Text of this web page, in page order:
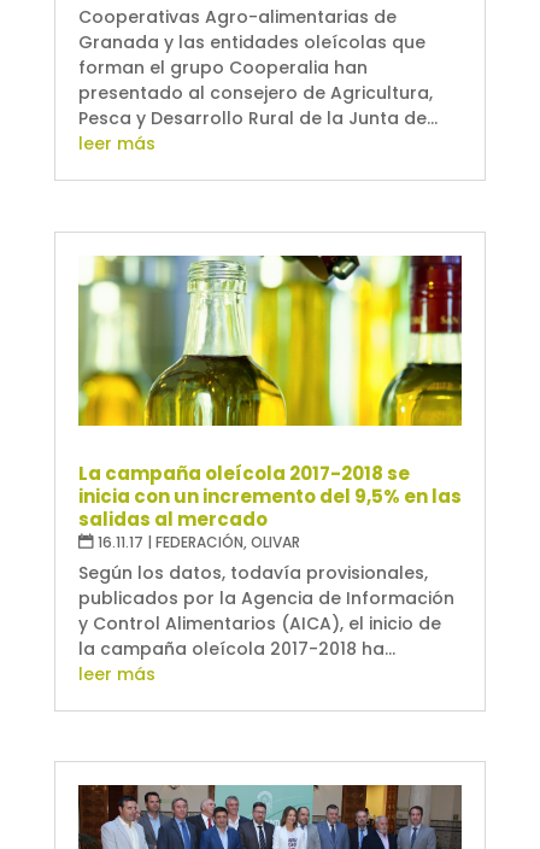
Cooperativas Agro-alimentarias de
Granada y las entidades oleícolas que
forman el grupo Cooperalia han
presentado al consejero de Agricultura,
Pesca y Desarrollo Rural de la Junta de...
leer más
La campaña oleícola 2017-2018 se
inicia con un incremento del 9,5% en las
salidas al mercado
16.11.17 | FEDERACIÓN,OLIVAR
Según los datos, todavía provisionales,
publicados por la Agencia de Información
y Control Alimentarios (AICA), el inicio de
la campaña oleícola 2017-2018 ha...
leer más